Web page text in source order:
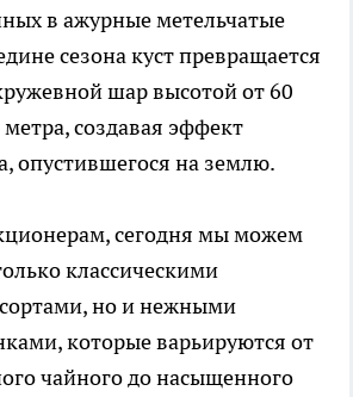
в ажурные метельчатые
сезона куст превращается
шар высотой от 60
создавая эффект
опустившегося на землю.
сегодня мы можем
классическими
но и нежными
которые варьируются от
чайного до насыщенного